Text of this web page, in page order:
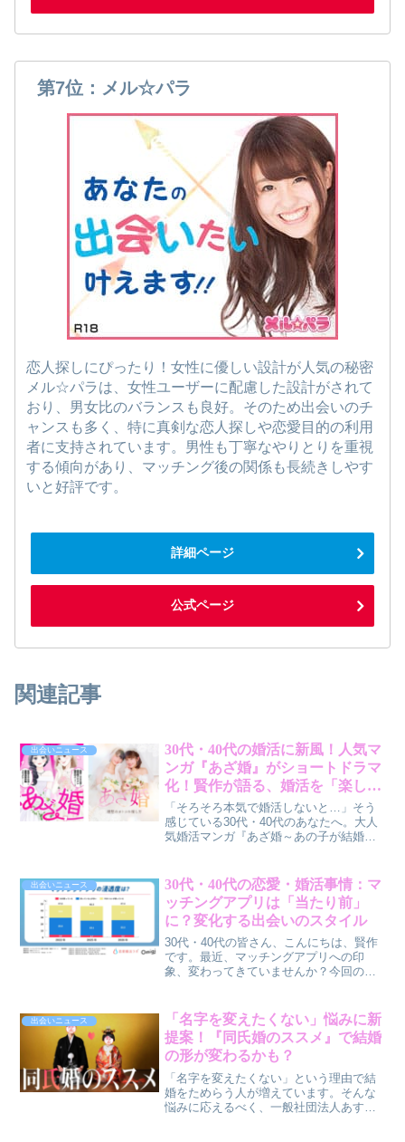
第7位：メル☆パラ
恋人探しにぴったり！女性に優しい設計が人気の秘密
メル☆パラは、女性ユーザーに配慮した設計がされて
おり、男女比のバランスも良好。そのため出会いのチ
ャンスも多く、特に真剣な恋人探しや恋愛目的の利用
者に支持されています。男性も丁寧なやりとりを重視
する傾向があり、マッチング後の関係も長続きしやす
いと好評です。
詳細ページ
公式ページ
関連記事
出会いニュース
30代・40代の婚活に新風！人気マ
ンガ『あざ婚』がショートドラマ
化！賢作が語る、婚活を「楽しめ
る」ヒント
「そろそろ本気で婚活しないと…」そう
感じている30代・40代のあなたへ。大人
気婚活マンガ『あざ婚～あの子が結婚で
フォーム「StellaJean」で独占配信されま
す。賢作がこのドラマから得られる婚活
のヒントを深掘りします。
出会いニュース
30代・40代の恋愛・婚活事情：マ
ッチングアプリは「当たり前」
に？変化する出会いのスタイル
30代・40代の皆さん、こんにちは、賢作
です。最近、マッチングアプリへの印
象、変わってきていませんか？今回の調
と定着し、さらに利用者のコミュニケー
ションスタイルも大きく変化しているこ
とが明らかになりました。
出会いニュース
「名字を変えたくない」悩みに新
提案！『同氏婚のススメ』で結婚
の形が変わるかも？
「名字を変えたくない」という理由で結
婚をためらう人が増えています。そんな
悩みに応えるべく、一般社団法人あすに